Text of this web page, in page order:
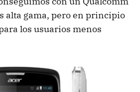
alta gama, pero en principio
los usuarios menos